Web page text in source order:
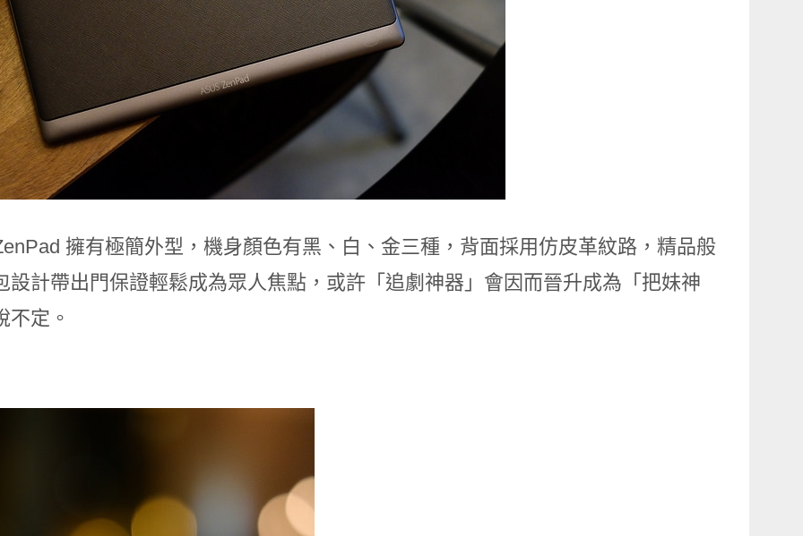
擁有極簡外型，機身顏色有黑、白、金三種，背面採用仿皮革紋路，精品般
設計帶出門保證輕鬆成為眾人焦點，或許「追劇神器」會因而晉升成為「把妹神
不定。